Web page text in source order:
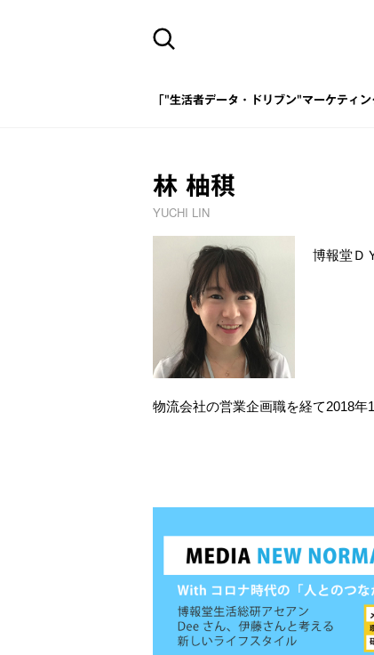
「"生活者データ・ドリブン"マーケティ
林 柚稘
YUCHI LIN
博報堂Ｄ
物流会社の営業企画職を経て2018年